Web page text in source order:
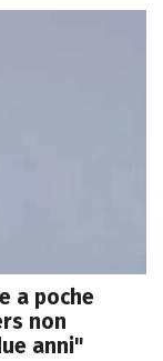
a poche
non
anni"